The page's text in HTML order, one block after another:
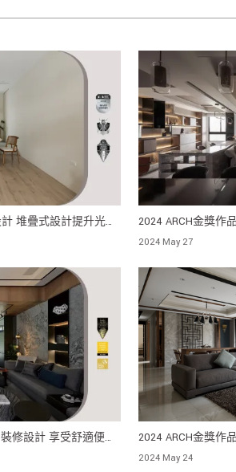
堆疊式設計提升光線
術品味
2024 ARCH金獎作
自生活日常 造就出
2024 May 27
修設計 享受舒適便利
行良善的互動
2024 ARCH金獎作
搭配溫潤的木皮 傳
2024 May 24